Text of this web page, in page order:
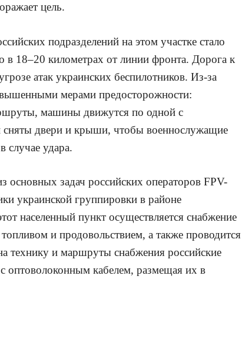
цель.
подразделений на этом участке стало
в 18–20 километрах от линии фронта. Дорога к
атак украинских беспилотников. Из-за
мерами предосторожности:
машины движутся по одной с
сняты двери и крыши, чтобы военнослужащие
случае удара.
основных задач российских операторов FPV-
украинской группировки в районе
населенный пункт осуществляется снабжение
и продовольствием, а также проводится
технику и маршруты снабжения российские
оптоволоконным кабелем, размещая их в